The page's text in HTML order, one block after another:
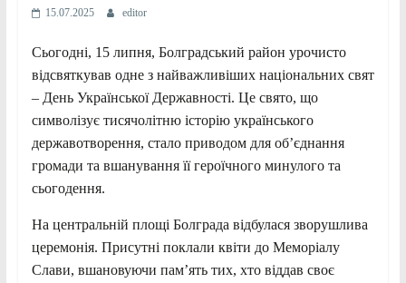
15.07.2025 editor
Сьогодні, 15 липня, Болградський район урочисто
відсвяткував одне з найважливіших національних свят
– День Української Державності. Це свято, що
символізує тисячолітню історію українського
державотворення, стало приводом для об’єднання
громади та вшанування її героїчного минулого та
сьогодення.
На центральній площі Болграда відбулася зворушлива
церемонія. Присутні поклали квіти до Меморіалу
Слави, вшановуючи пам’ять тих, хто віддав своє